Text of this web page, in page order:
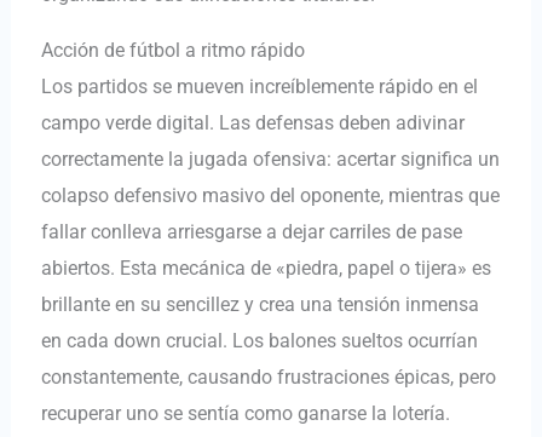
Acción de fútbol a ritmo rápido
Los partidos se mueven increíblemente rápido en el
campo verde digital. Las defensas deben adivinar
correctamente la jugada ofensiva: acertar significa un
colapso defensivo masivo del oponente, mientras que
fallar conlleva arriesgarse a dejar carriles de pase
abiertos. Esta mecánica de «piedra, papel o tijera» es
brillante en su sencillez y crea una tensión inmensa
en cada down crucial. Los balones sueltos ocurrían
constantemente, causando frustraciones épicas, pero
recuperar uno se sentía como ganarse la lotería.